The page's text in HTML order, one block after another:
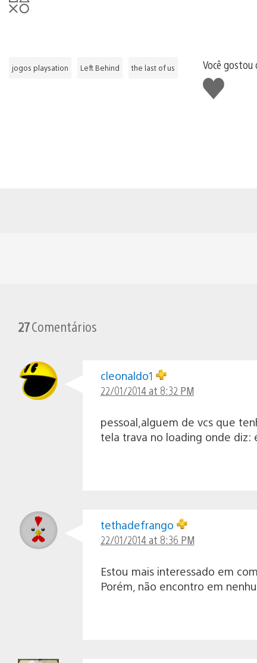
jogos playsation Left Behind the last of us
Você gostou
Curtir
27Comentários
cleonaldo1
22/01/2014 at 8:32 PM
pessoal,alguem de vcs que
tela trava no loading onde diz:
tethadefrango
22/01/2014 at 8:36 PM
Estou mais interessado em
Porém, não encontro em